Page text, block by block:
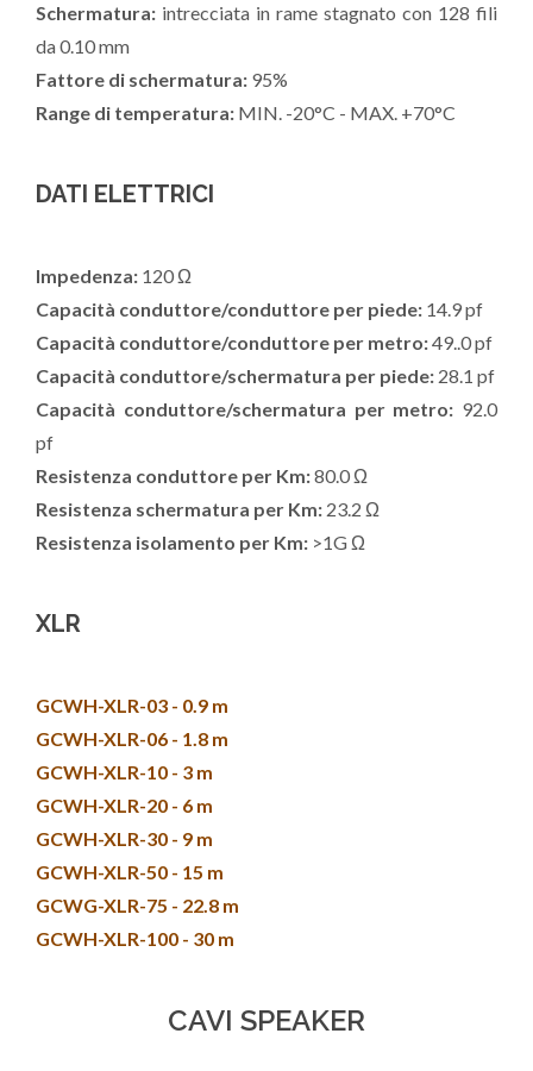
Schermatura: intrecciata in rame stagnato con 128 fili
da 0.10 mm
Fattore di schermatura: 95%
Range di temperatura: MIN. -20°C - MAX. +70°C
DATI ELETTRICI
Impedenza: 120 Ω
Capacità conduttore/conduttore per piede: 14.9 pf
Capacità conduttore/conduttore per metro:49..0 pf
Capacità conduttore/schermatura per piede: 28.1 pf
Capacità conduttore/schermatura per metro: 92.0
pf
Resistenza conduttore per Km:80.0 Ω
Resistenza schermatura per Km: 23.2 Ω
Resistenza isolamento per Km: >1G Ω
XLR
GCWH-XLR-03 - 0.9 m
GCWH-XLR-06 - 1.8 m
GCWH-XLR-10 - 3 m
GCWH-XLR-20 - 6 m
GCWH-XLR-30 - 9 m
GCWH-XLR-50 - 15 m
GCWG-XLR-75 - 22.8 m
GCWH-XLR-100 - 30 m
CAVI SPEAKER